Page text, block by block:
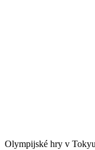
Olympijské hry v